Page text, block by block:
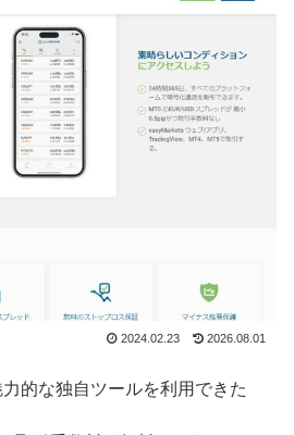
2024.02.23 2026.08.01
的な独自ツールを利用できた